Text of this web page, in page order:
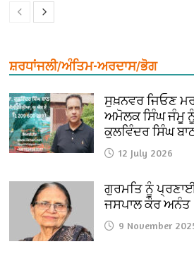
ਸ਼ਰਧਾਂਜਲੀ/ਅੰਤਿਮ-ਅਰਦਾਸ/ਭੋਗ
ਸੁਖ਼ਨਵਰ ਜਿਓਣ ਮਰ
ਅਮੋਲਕ ਸਿੰਘ ਜੰਮੂ
ਕੁਲਵਿੰਦਰ ਸਿੰਘ
12 July 2026
ਗੁਰਮਤਿ ਨੂੰ
ਜਸਪਾਲ ਕੌਰ ਅਨੰਤ
9 November